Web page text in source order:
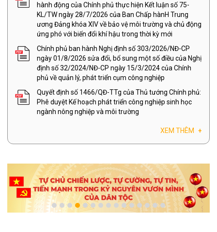
hành động của Chính phủ thực hiện Kết luận số 75-
KL/TW ngày 28/7/2026 của Ban Chấp hànH Trung
ương Đảng khóa XIV về bảo vệ môi trường và chủ động
ứng phó với biến đổi khí hậu trong thời kỳ mới
Chính phủ ban hành Nghị định số 303/2026/NĐ-CP
ngày 01/8/2026 sửa đổi, bổ sung một số điều của Nghị
định số 32/2024/NĐ-CP ngày 15/3/2024 của Chính
phủ về quản lý, phát triển cụm công nghiệp
Quyết định số 1466/QĐ-TTg của Thủ tướng Chính phủ:
Phê duyệt Kế hoạch phát triển công nghiệp sinh học
ngành nông nghiệp và môi trường
XEM THÊM +